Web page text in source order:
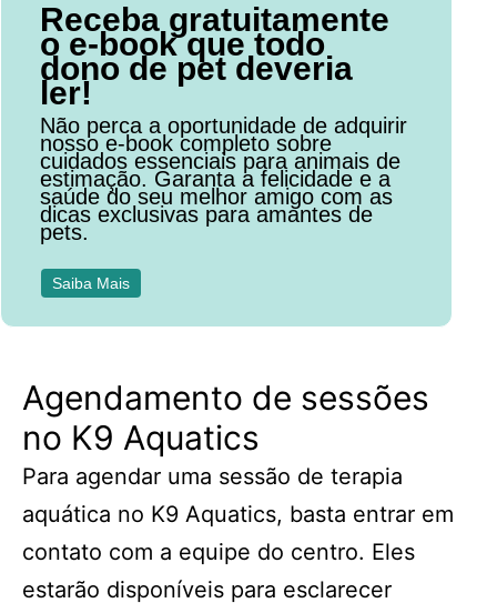
Receba gratuitamente
o e-book que todo
dono de pet deveria
ler!
Não perca a oportunidade de adquirir
nosso e-book completo sobre
cuidados essenciais para animais de
estimação. Garanta a felicidade e a
saúde do seu melhor amigo com as
dicas exclusivas para amantes de
pets.
Saiba Mais
Agendamento de sessões
no K9 Aquatics
Para agendar uma sessão de terapia
aquática no K9 Aquatics, basta entrar em
contato com a equipe do centro. Eles
estarão disponíveis para esclarecer